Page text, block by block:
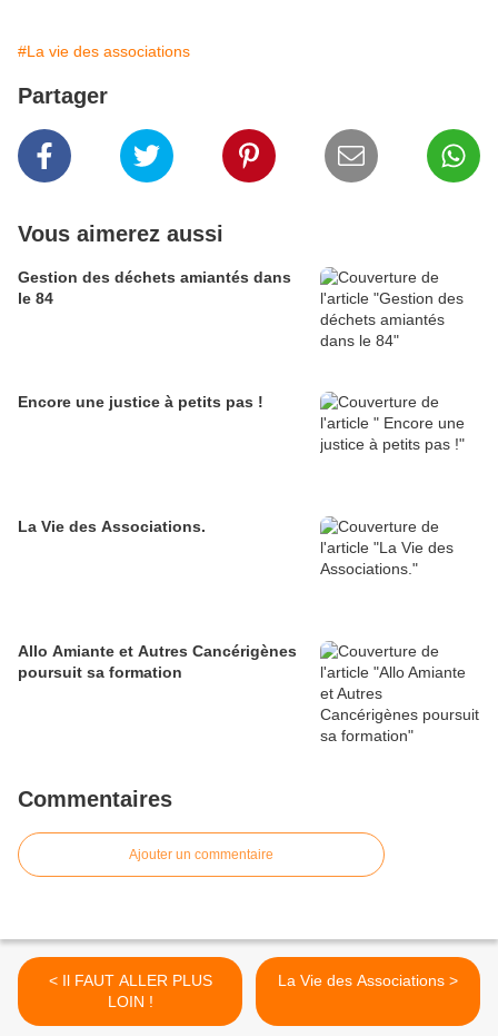
#La vie des associations
Partager
Vous aimerez aussi
Gestion des déchets amiantés dans
le 84
Encore une justice à petits pas !
La Vie des Associations.
Allo Amiante et Autres Cancérigènes
poursuit sa formation
Commentaires
Ajouter un commentaire
< Il FAUT ALLER PLUS
LOIN !
La Vie des Associations >